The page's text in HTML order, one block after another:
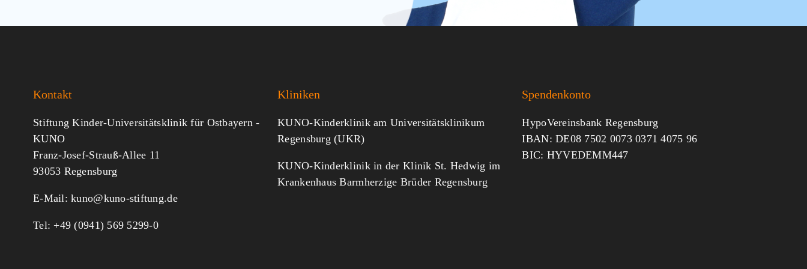
Kontakt
Stiftung Kinder-Universitätsklinik für Ostbayern -
KUNO
Franz-Josef-Strauß-Allee 11
93053 Regensburg
E-Mail:kuno@kuno-stiftung.de
Tel: +49 (0941) 569 5299-0
Kliniken
KUNO-Kinderklinik am Universitätsklinikum
Regensburg (UKR)
KUNO-Kinderklinik in der Klinik St. Hedwig im
Krankenhaus Barmherzige Brüder Regensburg
Spendenkonto
HypoVereinsbank Regensburg
IBAN: DE08 7502 0073 0371 4075 96
BIC: HYVEDEMM447